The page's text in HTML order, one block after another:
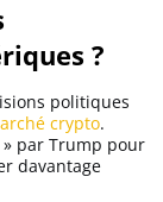
?
politiques
crypto.
par Trump pour
davantage